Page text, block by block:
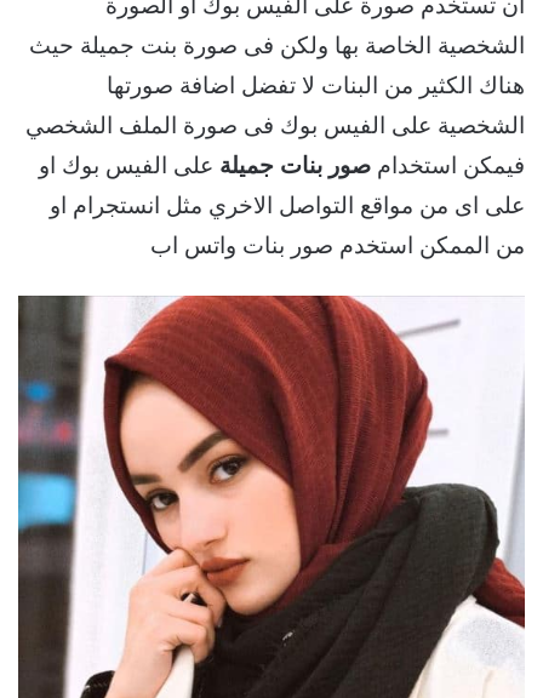
الشخصية الخاصة بها ولكن فى صورة بنت جميلة حيث
هناك الكثير من البنات لا تفضل اضافة صورتها
الشخصية على الفيس بوك فى صورة الملف الشخصي
فيمكن استخدام صور بنات جميلة على الفيس بوك او
على اى من مواقع التواصل الاخري مثل انستجرام او
من الممكن استخدم صور بنات واتس اب